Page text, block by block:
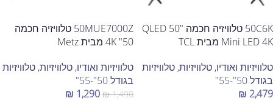
50C6K טלוויזיה חכמה "50 QLED
Mini LED 4K מבית TCL
טלוויזיות ואודיו, טלוויזיות, טלוויזיות
בגודל 50"-55"
₪ 2,479
50MUE7000Z טלוויזיה חכמה
50" 4K מבית Metz
טלוויזיות ואודיו, טלוויזיות, טלוויזיות
בגודל 50"-55"
₪1,490
₪ 1,290